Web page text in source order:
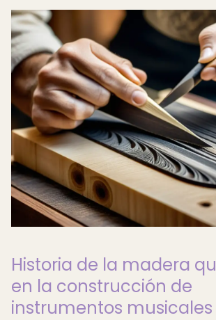
Historia de la madera
en la construcción de
instrumentos musicales